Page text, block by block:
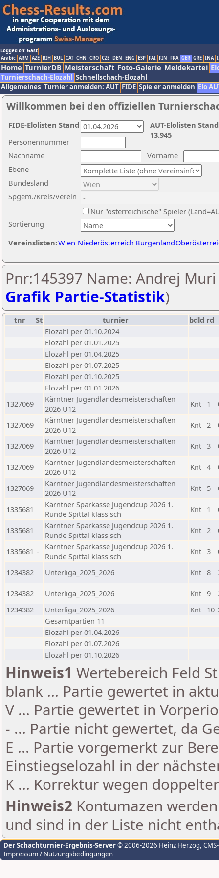
Logged on: Gast
Arabic ARM AZE BIH BUL CAT CHN CRO CZE DEN ENG ESP FAI FIN FRA GER GRE INA
Home TurnierDB Meisterschaft Foto-Galerie Meldekartei
Turnierschach-Elozahl Schnellschach-Elozahl
Allgemeines Turnier anmelden: AUT FIDE Spieler anmelden Elo
Willkommen bei den offiziellen
Nachname
Vorname
Ebene
Sortierung
Personennummer
Bundesland
Spgem./Kreis/Verein
Nur "österreichische" Spieler
Vereinslisten:Wien Niederösterreich Burgenland
AUT-Elolisten
13.945
FIDE-Elolisten Stand
Pnr:145397 Name: Andrej Muri
Grafik Partie-Statistik)
tnr St turnier bdld rd
Elozahl per 01.10.2024
Elozahl per 01.01.2025
Elozahl per 01.04.2025
Elozahl per 01.07.2025
Elozahl per 01.10.2025
Elozahl per 01.01.2026
1327069
Kärntner Jugendlandesmeisterschaften
2026 U12
Knt 1
1327069
Kärntner Jugendlandesmeisterschaften
2026 U12
Knt 2
1327069
Kärntner Jugendlandesmeisterschaften
2026 U12
Knt 3
1327069
Kärntner Jugendlandesmeisterschaften
2026 U12
Knt 4
1327069
Kärntner Jugendlandesmeisterschaften
2026 U12
Knt 5
1335681
Kärntner Sparkasse Jugendcup 2026 1.
Runde Spittal klassisch
Knt 1
1335681
Kärntner Sparkasse Jugendcup 2026 1.
Runde Spittal klassisch
Knt 2
1335681 -
Kärntner Sparkasse Jugendcup 2026 1.
Runde Spittal klassisch
Knt 3
1234382 Unterliga_2025_2026 Knt 8
1234382 Unterliga_2025_2026 Knt 9
1234382
Unterliga_2025_2026 Knt 10
Gesamtpartien 11
Elozahl per 01.04.2026
Elozahl per 01.07.2026
Elozahl per 01.10.2026
Hinweis1 Wertebereich Feld
blank ... Partie gewertet in
V ... Partie gewertet in
- ... Partie nicht gewertet, da
E ... Partie vorgemerkt zur
Einstiegselozahl in der
K ... Korrektur wegen
Hinweis2 Kontumazen
und sind in der Liste nicht
Der Schachturnier-Ergebnis-Server© 2006-2026 Heinz Herzog,
Impressum / Nutzungsbedingungen